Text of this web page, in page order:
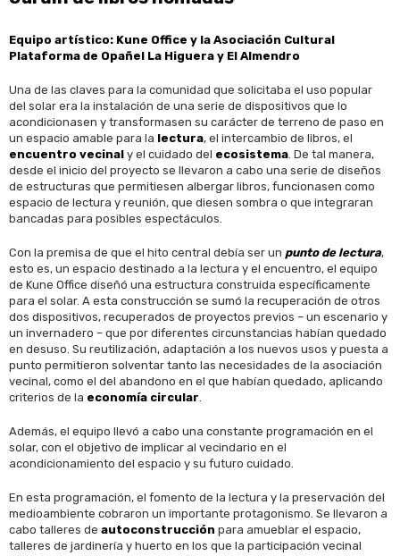
Equipo artístico: Kune Office y la Asociación Cultural
Plataforma de Opañel La Higuera y El Almendro
Una de las claves para la comunidad que solicitaba el uso popular
del solar era la instalación de una serie de dispositivos que lo
acondicionasen y transformasen su carácter de terreno de paso en
un espacio amable para la lectura, el intercambio de libros, el
encuentro vecinal y el cuidado del ecosistema . De tal manera,
desde el inicio del proyecto se llevaron a cabo una serie de diseños
de estructuras que permitiesen albergar libros, funcionasen como
espacio de lectura y reunión, que diesen sombra o que integraran
bancadas para posibles espectáculos.
Con la premisa de que el hito central debía ser un punto de lectura,
esto es, un espacio destinado a la lectura y el encuentro, el equipo
de Kune Office diseñó una estructura construida específicamente
para el solar. A esta construcción se sumó la recuperación de otros
dos dispositivos, recuperados de proyectos previos – un escenario y
un invernadero – que por diferentes circunstancias habían quedado
en desuso. Su reutilización, adaptación a los nuevos usos y puesta a
punto permitieron solventar tanto las necesidades de la asociación
vecinal, como el del abandono en el que habían quedado, aplicando
criterios de la economía circular
Además, el equipo llevó a cabo una constante programación en el
solar, con el objetivo de implicar al vecindario en el
acondicionamiento del espacio y su futuro cuidado.
En esta programación, el fomento de la lectura y la preservación del
medioambiente cobraron un importante protagonismo. Se llevaron a
cabo talleres de autoconstrucción para amueblar el espacio,
talleres de jardinería y huerto en los que la participación vecinal